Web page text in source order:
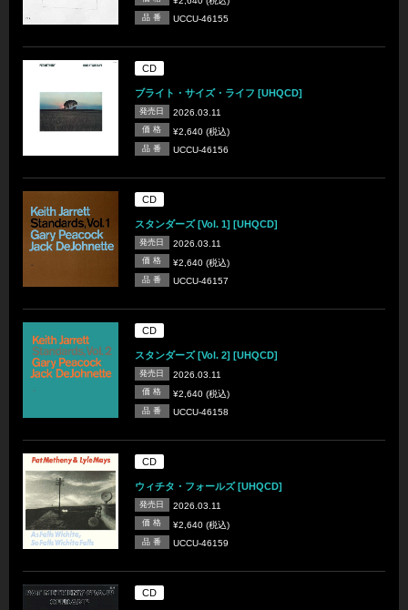
品 番 UCCU-46155
CD
ブライト・サイズ・ライフ [UHQCD]
発売日 2026.03.11
価 格 ¥2,640 (税込)
品 番 UCCU-46156
CD
スタンダーズ [Vol. 1] [UHQCD]
発売日 2026.03.11
価 格 ¥2,640 (税込)
品 番 UCCU-46157
CD
スタンダーズ [Vol. 2] [UHQCD]
発売日 2026.03.11
価 格 ¥2,640 (税込)
品 番 UCCU-46158
CD
ウィチタ・フォールズ [UHQCD]
発売日 2026.03.11
価 格 ¥2,640 (税込)
品 番 UCCU-46159
CD